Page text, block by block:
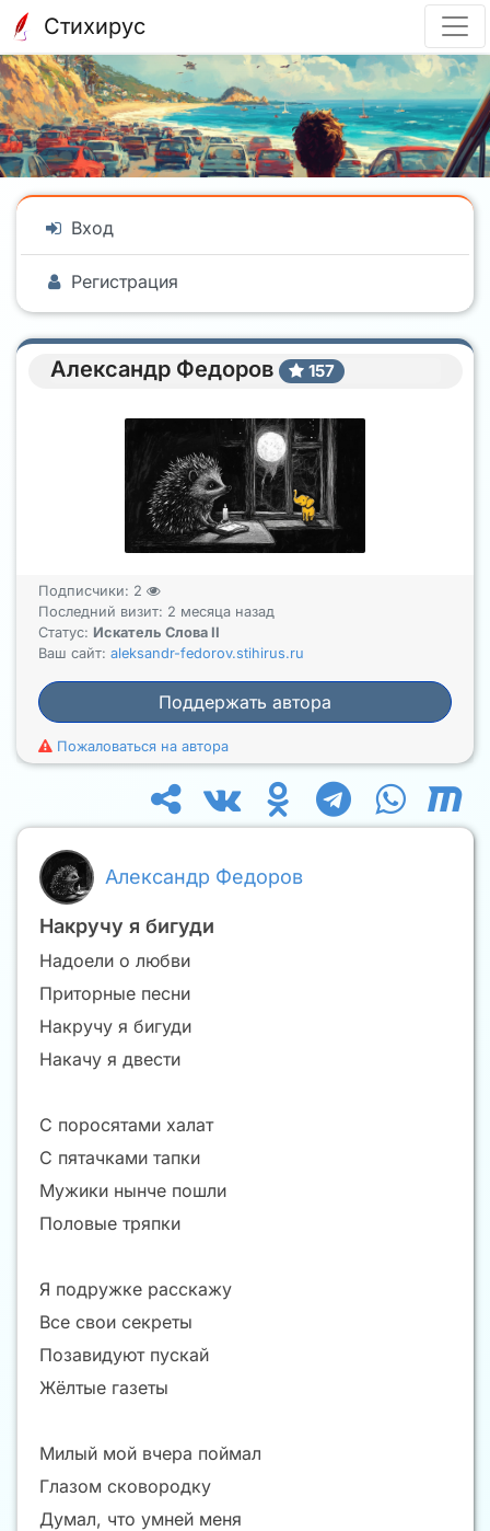
Стихирус
Вход
Регистрация
Александр Федоров 157
Подписчики: 2
Последний визит: 2 месяца назад
Статус: Искатель Слова II
Ваш сайт: aleksandr-fedorov.stihirus.ru
Поддержать автора
Пожаловаться на автора
Александр Федоров
Накручу я бигуди
Надоели о любви
Приторные песни
Накручу я бигуди
Накачу я двести
С поросятами халат
С пятачками тапки
Мужики нынче пошли
Половые тряпки
Я подружке расскажу
Все свои секреты
Позавидуют пускай
Жёлтые газеты
Милый мой вчера поймал
Глазом сковородку
Думал, что умней меня